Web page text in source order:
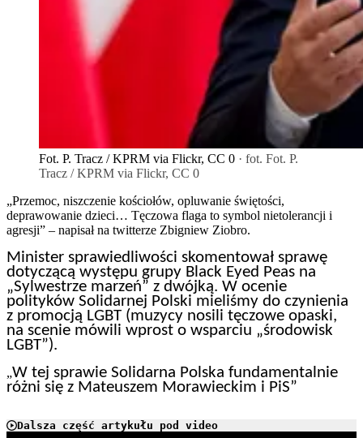
Fot. P. Tracz / KPRM via Flickr, CC 0 · fot. Fot. P.
Tracz / KPRM via Flickr, CC 0
„Przemoc, niszczenie kościołów, opluwanie świętości,
deprawowanie dzieci… Tęczowa flaga to symbol nietolerancji i
agresji” – napisał na twitterze Zbigniew Ziobro.
Minister sprawiedliwości skomentował sprawę
dotyczącą występu grupy Black Eyed Peas na
„Sylwestrze marzeń” z dwójką. W ocenie
polityków Solidarnej Polski mieliśmy do czynienia
z promocją LGBT (muzycy nosili tęczowe opaski,
na scenie mówili wprost o wsparciu „środowisk
LGBT”).
„W tej sprawie Solidarna Polska fundamentalnie
różni się z Mateuszem Morawieckim i PiS”
Dalsza część artykułu pod video